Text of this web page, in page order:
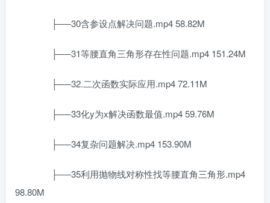
├──30含参设点解决问题.mp4 58.82M
├──31等腰直角三角形存在性问题.mp4 151.24M
├──32.二次函数实际应用.mp4 72.11M
├──33化y为x解决函数最值.mp4 59.76M
├──34复杂问题解决.mp4 153.90M
├──35利用抛物线对称性找等腰直角三角形.mp4
98.80M